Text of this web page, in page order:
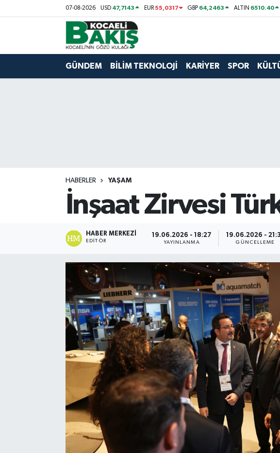
07-08-2026 USD 47,7143 EUR55,0317 GBP 64,2463 ALTIN 6510.40
GÜNDEM BİLİM TEKNOLOJİ KARİYER SPOR
HABERLER YAŞAM
İnşaat Zirvesi
HABER MERKEZI
EDITÖR
19.06.2026 - 18:27
YAYINLANMA
19.06.2026 -
GÜNCELLEME
Kocaeli Nöbetçi Eczaneler
Kocaeli Hava Durumu